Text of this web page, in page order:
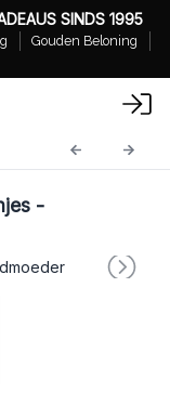
SINDS 1995
Gouden Beloning
-